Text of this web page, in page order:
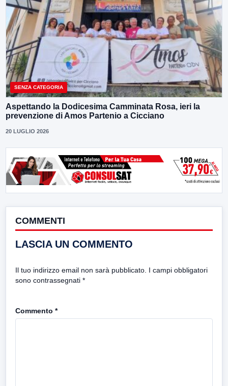
SENZA CATEGORIA
Aspettando la Dodicesima Camminata Rosa, ieri la
prevenzione di Amos Partenio a Cicciano
20 LUGLIO 2026
COMMENTI
LASCIA UN COMMENTO
Il tuo indirizzo email non sarà pubblicato. I campi obbligatori
sono contrassegnati *
Commento *